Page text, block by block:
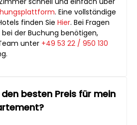
. Eine vollständige
finden Sie Hier. Bei Fragen
bei der Buchung benötigen,
unter +49 53 22 / 950 130
besten Preis für mein